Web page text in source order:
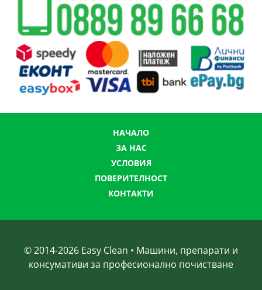
НАЧАЛО
ЗА НАС
УСЛОВИЯ
ПОВЕРИТЕЛНОСТ
КОНТАКТИ
© 2014-2026 Easy Clean • Машини, препарати и
консумативи за професионално почистване